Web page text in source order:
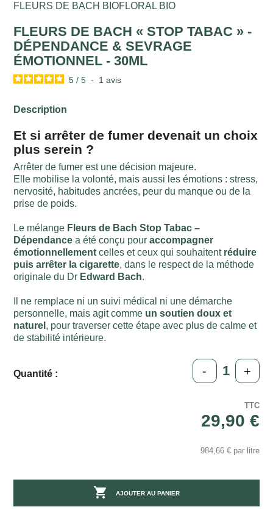
FLEURS DE BACH BIOFLORAL BIO
FLEURS DE BACH « STOP TABAC » -
DÉPENDANCE & SEVRAGE
ÉMOTIONNEL - 30ML
5 / 5 - 1avis
Description
Et si arrêter de fumer devenait un choix
plus serein ?
Arrêter de fumer est une décision majeure.
Elle mobilise la volonté, mais aussi les émotions : stress,
nervosité, habitudes ancrées, peur du manque ou de la
prise de poids.
Le mélange Fleurs de Bach Stop Tabac –
Dépendance a été conçu pouraccompagner
émotionnellement celles et ceux qui souhaitent réduire
puis arrêter la cigarette, dans le respect de la méthode
originale du Dr Edward Bach.
Il ne remplace ni un suivi médical ni une démarche
personnelle, mais agit comme un soutien doux et
naturel , pour traverser cette étape avec plus de calme et
de stabilité intérieure.
Quantité : - +
TTC
29,90 €
984,66 € par litre
 AJOUTER AU PANIER